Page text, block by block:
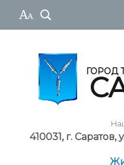
ГОРОД
410031, г.